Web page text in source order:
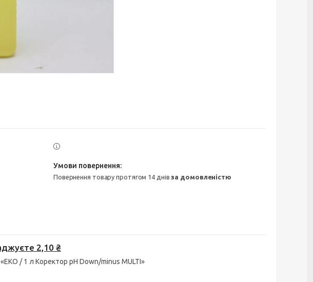
повернення товару протягом 14 днівза домовленістю
2,10 ₴
/ 1 л Коректор pH Down/minus MULTI»